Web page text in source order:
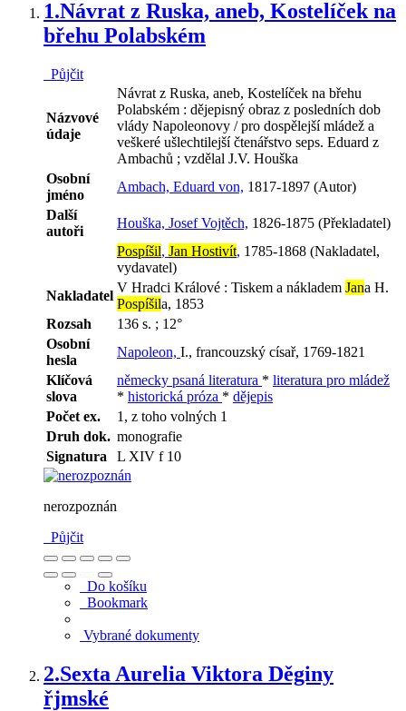
1.Návrat z Ruska, aneb, Kostelíček na
břehu Polabském
Půjčit
Názvové
údaje
Návrat z Ruska, aneb, Kostelíček na břehu
Polabském : dějepisný obraz z posledních dob
vlády Napoleonovy / pro dospělejší mládež a
veškeré ušlechtilejší čtenářstvo seps. Eduard z
Ambachů ; vzdělal J.V. Houška
Osobní
jméno
Ambach, Eduard von, 1817-1897 (Autor)
Další
autoři
Houška, Josef Vojtěch, 1826-1875 (Překladatel)
Pospíšil, Jan Hostivít, 1785-1868 (Nakladatel,
vydavatel)
Nakladatel
V Hradci Králové : Tiskem a nákladem Jana H.
Pospíšila, 1853
Rozsah
136 s. ; 12°
Osobní
hesla
Napoleon, I., francouzský císař, 1769-1821
Klíčová
slova
německy psaná literatura * literatura pro mládež
* historická próza * dějepis
Počet ex.
1, z toho volných 1
Druh dok. monografie
Signatura
L XIV f 10
nerozpoznán
Půjčit
Do košíku
Bookmark
Vybrané dokumenty
2.Sexta Aurelia Viktora Děginy
řjmské